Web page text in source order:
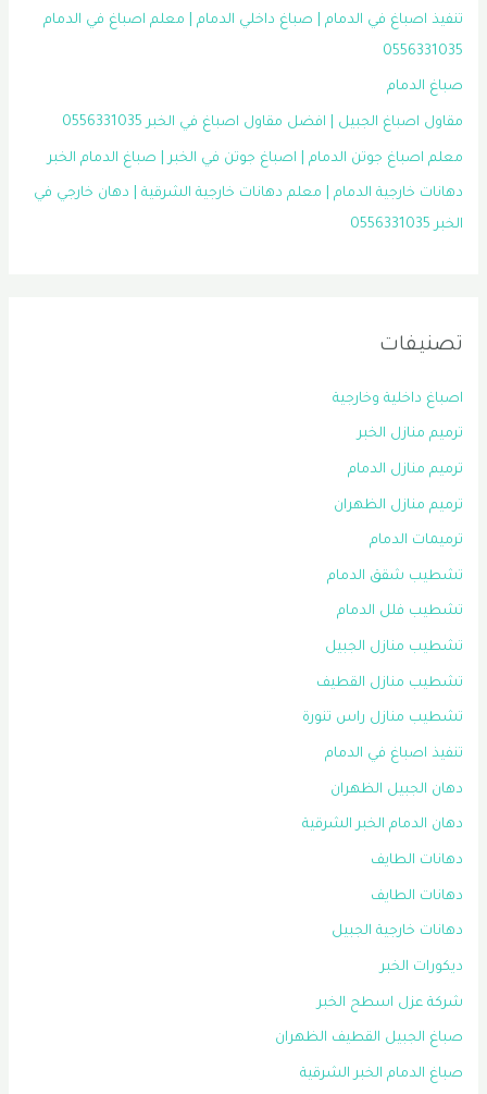
راس
تنوره
تنفيذ اصباغ في الدمام | صباغ داخلي الدمام | معلم اصباغ في الدمام
0556331035
صباغ الدمام
مقاول اصباغ الجبيل | افضل مقاول اصباغ في الخبر 0556331035
معلم اصباغ جوتن الدمام | اصباغ جوتن في الخبر | صباغ الدمام الخبر
دهانات خارجية الدمام | معلم دهانات خارجية الشرقية | دهان خارجي في
الخبر 0556331035
تصنيفات
اصباغ داخلية وخارجية
ترميم منازل الخبر
ترميم منازل الدمام
ترميم منازل الظهران
ترميمات الدمام
تشطيب شقق الدمام
تشطيب فلل الدمام
تشطيب منازل الجبيل
تشطيب منازل القطيف
تشطيب منازل راس تنورة
تنفيذ اصباغ في الدمام
دهان الجبيل الظهران
دهان الدمام الخبر الشرقية
دهانات الطايف
دهانات الطايف
دهانات خارجية الجبيل
ديكورات الخبر
شركة عزل اسطح الخبر
صباغ الجبيل القطيف الظهران
صباغ الدمام الخبر الشرقية